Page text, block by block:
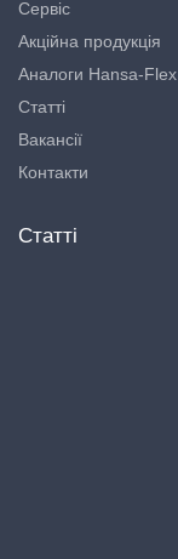
Сервіс
Акційна продукція
Аналоги Hansa-Flex
Статті
Вакансії
Контакти
Статті